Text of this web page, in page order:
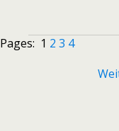
Pages: 1 2 3 4